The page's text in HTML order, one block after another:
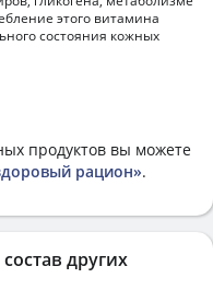
этого витамина
состояния кожных
продуктов вы можете
рацион».
других